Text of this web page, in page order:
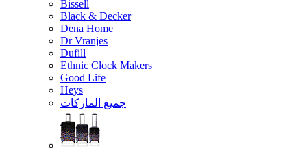
Bissell
Black & Decker
Dena Home
Dr Vranjes
Dufill
Ethnic Clock Makers
Good Life
Heys
جميع الماركات